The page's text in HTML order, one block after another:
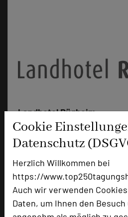
Cookie
Datenschutz
Herzlich Willkommen bei
https://
Auch wir verwenden
Daten, um Ihnen den
Landhotel Rügheim
Schlossweg 1
97461 Rügheim
phone +49 9523 50293-0
mail Email
language Homepage